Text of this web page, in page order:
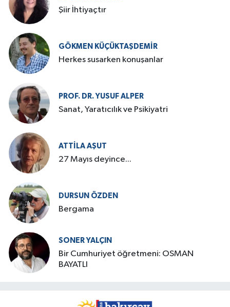
Şiir İhtiyaçtır
GÖKMEN KÜÇÜKTAŞDEMIR
Herkes susarken konuşanlar
PROF. DR. YUSUF ALPER
Sanat, Yaratıcılık ve Psikiyatri
ATTILA AŞUT
27 Mayıs deyince...
DURSUN ÖZDEN
Bergama
SONER YALÇIN
Bir Cumhuriyet öğretmeni: OSMAN
BAYATLI